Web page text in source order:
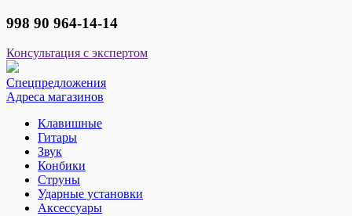
998 90 964-14-14
Консультация с экспертом
Спецпредложения
Адреса магазинов
Клавишные
Гитары
Звук
Конбики
Струны
Ударные установки
Аксессуары